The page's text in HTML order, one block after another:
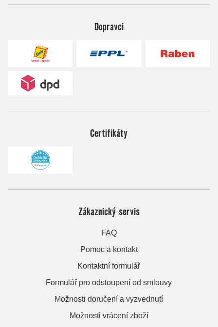
Dopravci
Certifikáty
Zákaznický servis
FAQ
Pomoc a kontakt
Kontaktní formulář
Formulář pro odstoupení od smlouvy
Možnosti doručení a vyzvednutí
Možnosti vrácení zboží